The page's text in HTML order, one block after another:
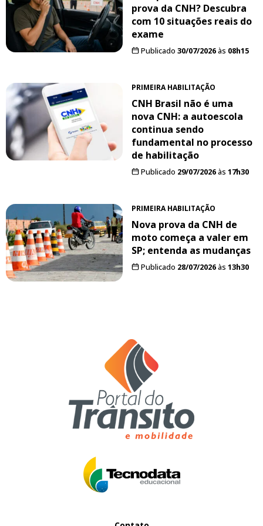
prova da CNH? Descubra
com 10 situações reais do
exame
Publicado 30/07/2026às 08h15
PRIMEIRA HABILITAÇÃO
CNH Brasil não é uma
nova CNH: a autoescola
continua sendo
fundamental no processo
de habilitação
Publicado 29/07/2026às 17h30
PRIMEIRA HABILITAÇÃO
Nova prova da CNH de
moto começa a valer em
SP; entenda as mudanças
Publicado 28/07/2026às 13h30